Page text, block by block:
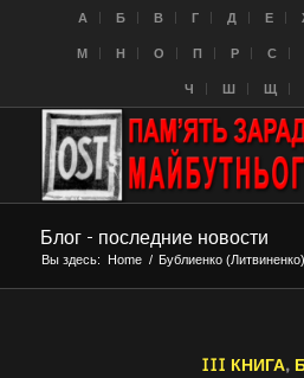
A Б В Г Д Е
M Н О П Р С
Ч Ш Щ
Блог - последние новости
Вы здесь: Home / Бублиенко
III КНИГА,